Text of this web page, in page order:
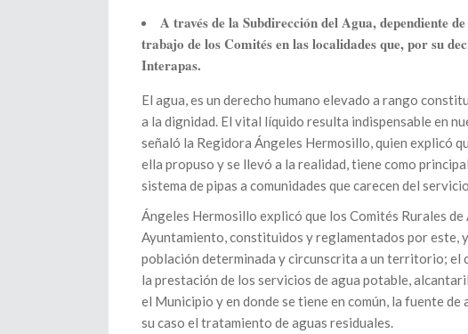
A través de la Subdirección del Agua, dependiente
trabajo de los Comités en las localidades que, por su
Interapas.
El agua, es un derecho humano elevado a rango
a la dignidad. El vital líquido resulta indispensable en
señaló la Regidora Ángeles Hermosillo, quien explicó
ella propuso y se llevó a la realidad, tiene como
sistema de pipas a comunidades que carecen del
Ángeles Hermosillo explicó que los Comités Rurales
Ayuntamiento, constituidos y reglamentados por este,
población determinada y circunscrita a un territorio; el
la prestación de los servicios de agua potable,
el Municipio y en donde se tiene en común, la fuente
su caso el tratamiento de aguas residuales.